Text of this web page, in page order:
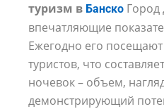
туризм в Банско Город
впечатляющие
Ежегодно его
туристов, что
ночевок – объем,
демонстрирующий